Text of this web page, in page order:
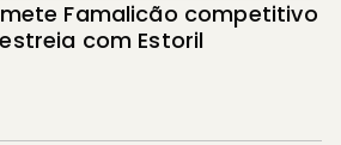
Famalicão competitivo
com Estoril